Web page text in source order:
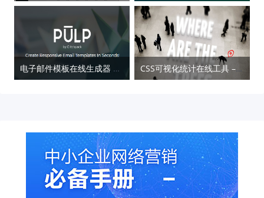
电子邮件模板在线生成器 – Pulp CSS可视化统计在线工具 – CSS Stats